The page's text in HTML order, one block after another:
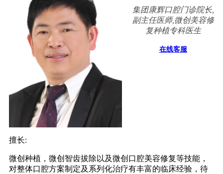
集团康辉口腔门诊院长,
副主任医师,微创美容修
复种植专科医生
在线客服
擅长:
微创种植，微创智齿拔除以及微创口腔美容修复等技能，
对整体口腔方案制定及系列化治疗有丰富的临床经验，待